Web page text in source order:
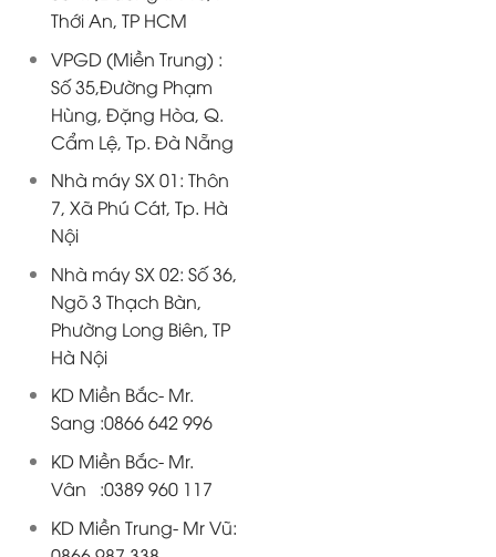
Thới An, TP HCM
VPGD (Miền Trung) :
Số 35,Đường Phạm
Hùng, Đặng Hòa, Q.
Cẩm Lệ, Tp. Đà Nẵng
Nhà máy SX 01: Thôn
7, Xã Phú Cát, Tp. Hà
Nội
Nhà máy SX 02: Số 36,
Ngõ 3 Thạch Bàn,
Phường Long Biên, TP
Hà Nội
KD Miền Bắc- Mr.
Sang :0866 642 996
KD Miền Bắc- Mr.
Vân :0389 960 117
KD Miền Trung- Mr Vũ: